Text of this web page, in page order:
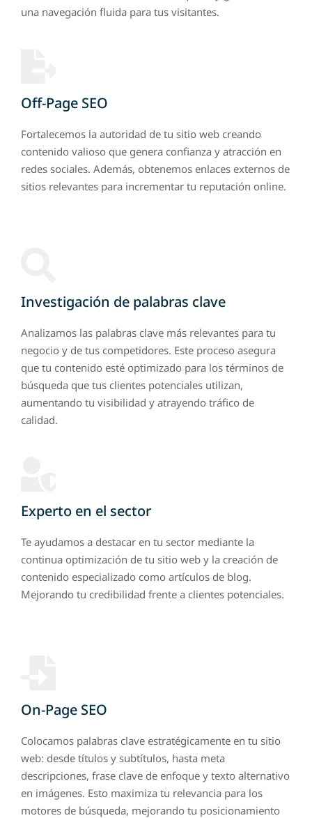
una navegación fluida para tus visitantes.
Off-Page SEO
Fortalecemos la autoridad de tu sitio web creando
contenido valioso que genera confianza y atracción en
redes sociales. Además, obtenemos enlaces externos de
sitios relevantes para incrementar tu reputación online.
Investigación de palabras clave
Analizamos las palabras clave más relevantes para tu
negocio y de tus competidores. Este proceso asegura
que tu contenido esté optimizado para los términos de
búsqueda que tus clientes potenciales utilizan,
aumentando tu visibilidad y atrayendo tráfico de
calidad.
Experto en el sector
Te ayudamos a destacar en tu sector mediante la
continua optimización de tu sitio web y la creación de
contenido especializado como artículos de blog.
Mejorando tu credibilidad frente a clientes potenciales.
On-Page SEO
Colocamos palabras clave estratégicamente en tu sitio
web: desde títulos y subtítulos, hasta meta
descripciones, frase clave de enfoque y texto alternativo
en imágenes. Esto maximiza tu relevancia para los
motores de búsqueda, mejorando tu posicionamiento